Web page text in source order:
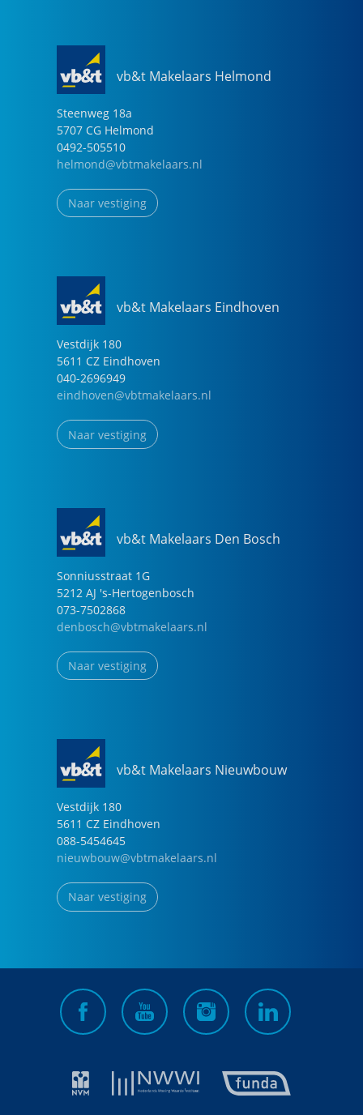
vb&t Makelaars Helmond
Steenweg 18a
5707 CG Helmond
0492-505510
helmond@vbtmakelaars.nl
Naar vestiging
vb&t Makelaars Eindhoven
Vestdijk 180
5611 CZ Eindhoven
040-2696949
eindhoven@vbtmakelaars.nl
Naar vestiging
vb&t Makelaars Den Bosch
Sonniusstraat 1G
5212 AJ 's-Hertogenbosch
073-7502868
denbosch@vbtmakelaars.nl
Naar vestiging
vb&t Makelaars Nieuwbouw
Vestdijk 180
5611 CZ Eindhoven
088-5454645
nieuwbouw@vbtmakelaars.nl
Naar vestiging